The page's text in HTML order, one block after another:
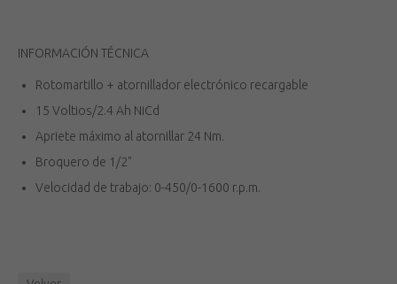
INFORMACIÓN TÉCNICA
Rotomartillo + atornillador electrónico recargable
15 Voltios/2.4 Ah NiCd
Apriete máximo al atornillar 24 Nm.
Broquero de 1/2"
Velocidad de trabajo: 0-450/0-1600 r.p.m.